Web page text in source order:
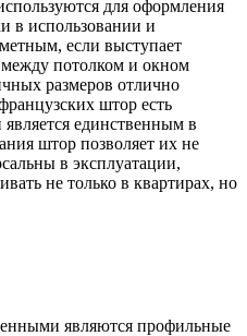
для оформления
в использовании и
если выступает
потолком и окном
размеров отлично
штор есть
единственным в
штор позволяет их не
в эксплуатации,
не только в квартирах, но
являются профильные